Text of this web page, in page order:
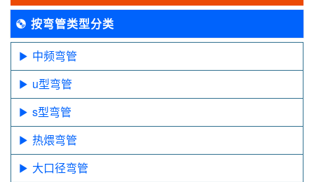
按弯管类型分类
中频弯管
u型弯管
s型弯管
热煨弯管
大口径弯管